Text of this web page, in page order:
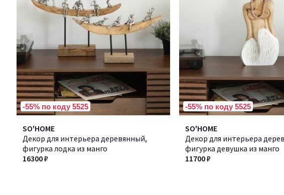
-55% по коду 5525
SO'HOME
Декор для интерьера деревянный,
фигурка лодка из манго
16300 ₽
-55% по коду 5525
SO'HOME
Декор для интерьера
фигурка девушка из манго
11700 ₽